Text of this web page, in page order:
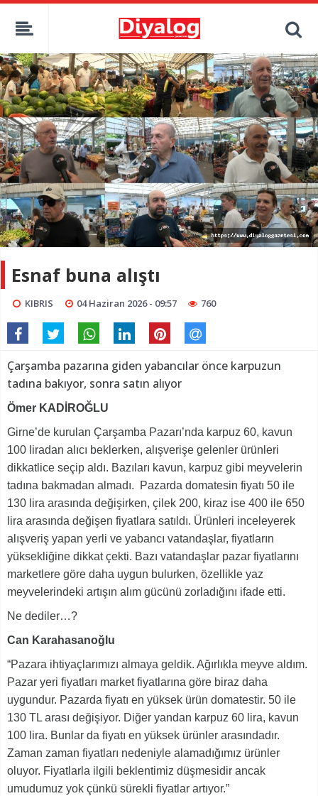
Esnaf buna alıştı
KIBRIS 04 Haziran 2026 - 09:57 760
Çarşamba pazarına giden yabancılar önce karpuzun
tadına bakıyor, sonra satın alıyor
Ömer KADİROĞLU
Girne’de kurulan Çarşamba Pazarı’nda karpuz 60, kavun
100 liradan alıcı beklerken, alışverişe gelenler ürünleri
dikkatlice seçip aldı. Bazıları kavun, karpuz gibi meyvelerin
tadına bakmadan almadı. Pazarda domatesin fiyatı 50 ile
130 lira arasında değişirken, çilek 200, kiraz ise 400 ile 650
lira arasında değişen fiyatlara satıldı. Ürünleri inceleyerek
alışveriş yapan yerli ve yabancı vatandaşlar, fiyatların
yüksekliğine dikkat çekti. Bazı vatandaşlar pazar fiyatlarını
marketlere göre daha uygun bulurken, özellikle yaz
meyvelerindeki artışın alım gücünü zorladığını ifade etti.
Ne dediler…?
Can Karahasanoğlu
“Pazara ihtiyaçlarımızı almaya geldik. Ağırlıkla meyve aldım.
Pazar yeri fiyatları market fiyatlarına göre biraz daha
uygundur. Pazarda fiyatı en yüksek ürün domatestir. 50 ile
130 TL arası değişiyor. Diğer yandan karpuz 60 lira, kavun
100 lira. Bunlar da fiyatı en yüksek ürünler arasındadır.
Zaman zaman fiyatları nedeniyle alamadığımız ürünler
oluyor. Fiyatlarla ilgili beklentimiz düşmesidir ancak
umudumuz yok çünkü sürekli fiyatlar artıyor.”